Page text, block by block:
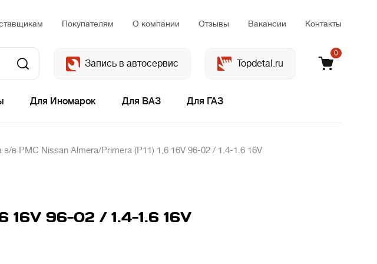
Покупателям О компании Отзывы Вакансии Контакты
Запись в автосервис Topdetal.ru
0
Для Иномарок Для ВАЗ Для ГАЗ
в PMC Nissan Almera/Primera (P11) 1,6 16V 96-02 / 1.4-1.6 16V
16V 96-02 / 1.4-1.6 16V